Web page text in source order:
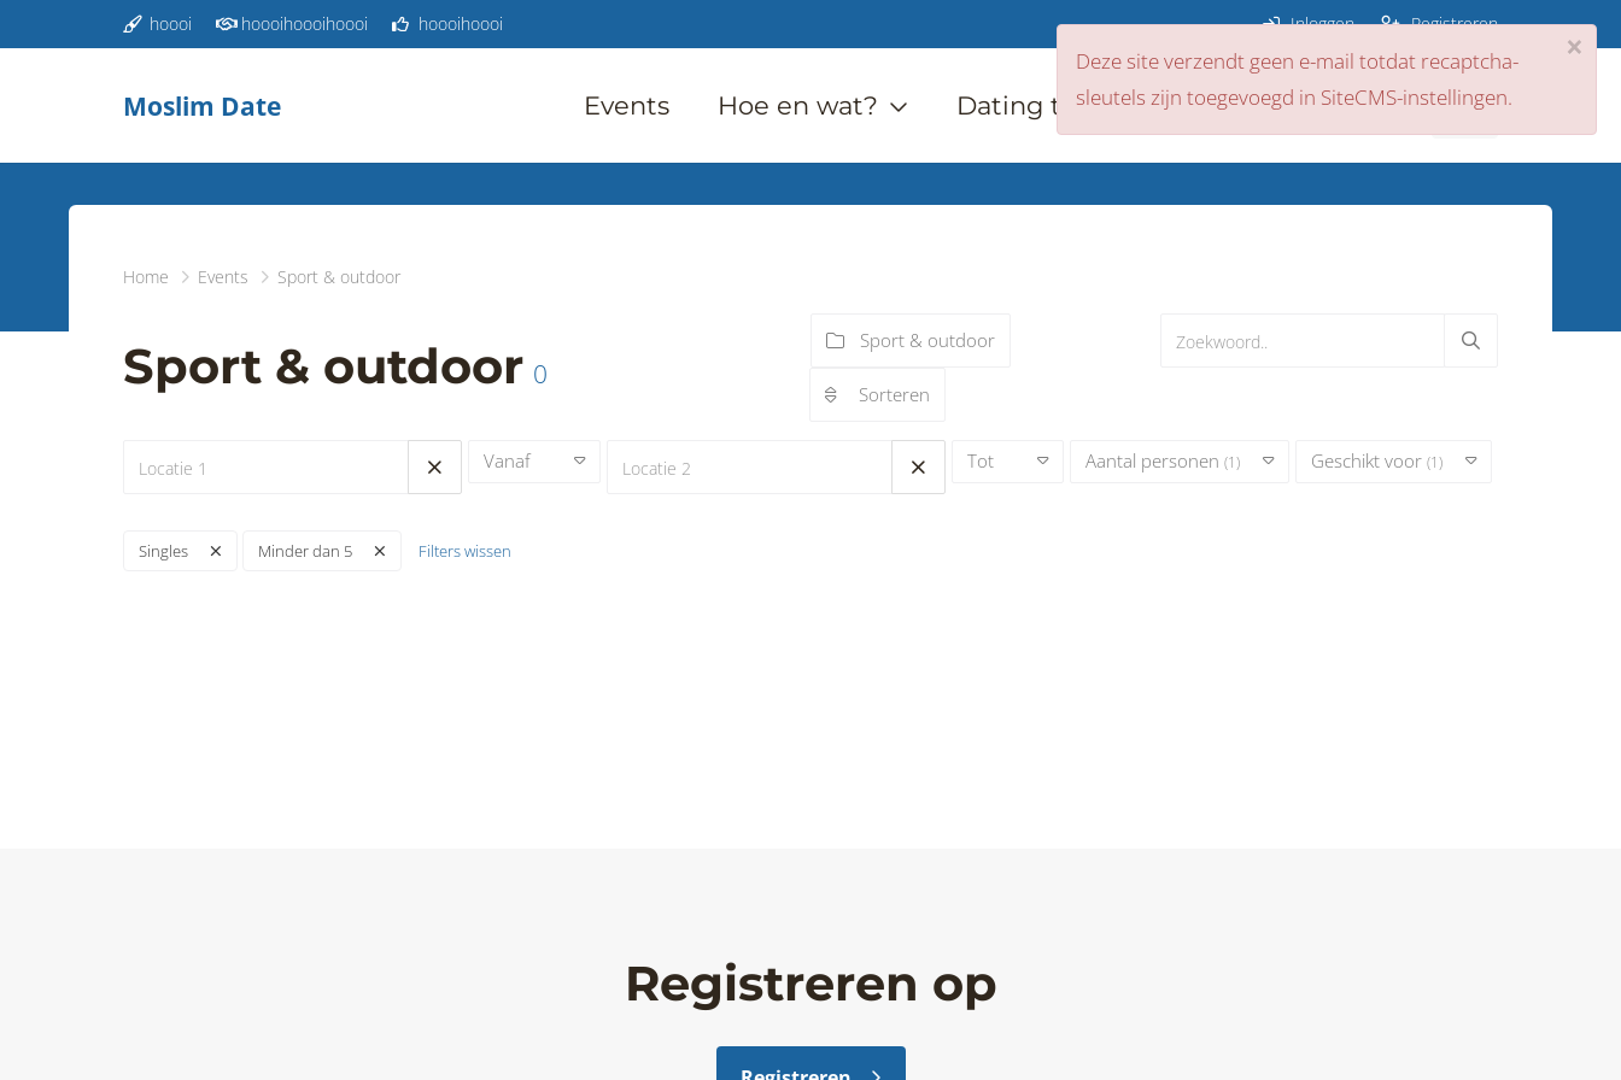
Home Events Sport & outdoor
Sport & outdoor 0
Sport & outdoor
Sorteren
Vanaf Tot Aantal personen (1) Geschikt voor (1)
Singles Minder dan 5 Filters wissen
hoooi hoooihoooihoooi hoooihoooi Inloggen Registreren
Moslim Date Events Hoe en wat? Dating tips Nieuws Contact
Registreren op
×
Deze site verzendt geen e-mail totdat recaptcha-
sleutels zijn toegevoegd in SiteCMS-instellingen.